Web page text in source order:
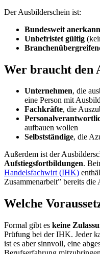
Der Ausbilderschein ist:
Bundesweit
Unbefristet gültig
Wer braucht den
Unternehmen, die
eine Person mit
Fachkräfte, die
aufbauen wollen
Selbstständige, die
Außerdem ist der
Aufstiegsfortbildungen.
Handelsfachwirt (IHK)
Zusammenarbeit” bereits
Welche
Formal gibt es keine
Prüfung bei der IHK. Jeder
ist es aber sinnvoll, eine